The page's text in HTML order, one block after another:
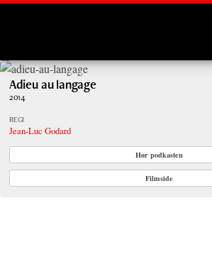
Adieu au langage
2014
REGI
Jean-Luc Godard
Hør podkasten
Filmside